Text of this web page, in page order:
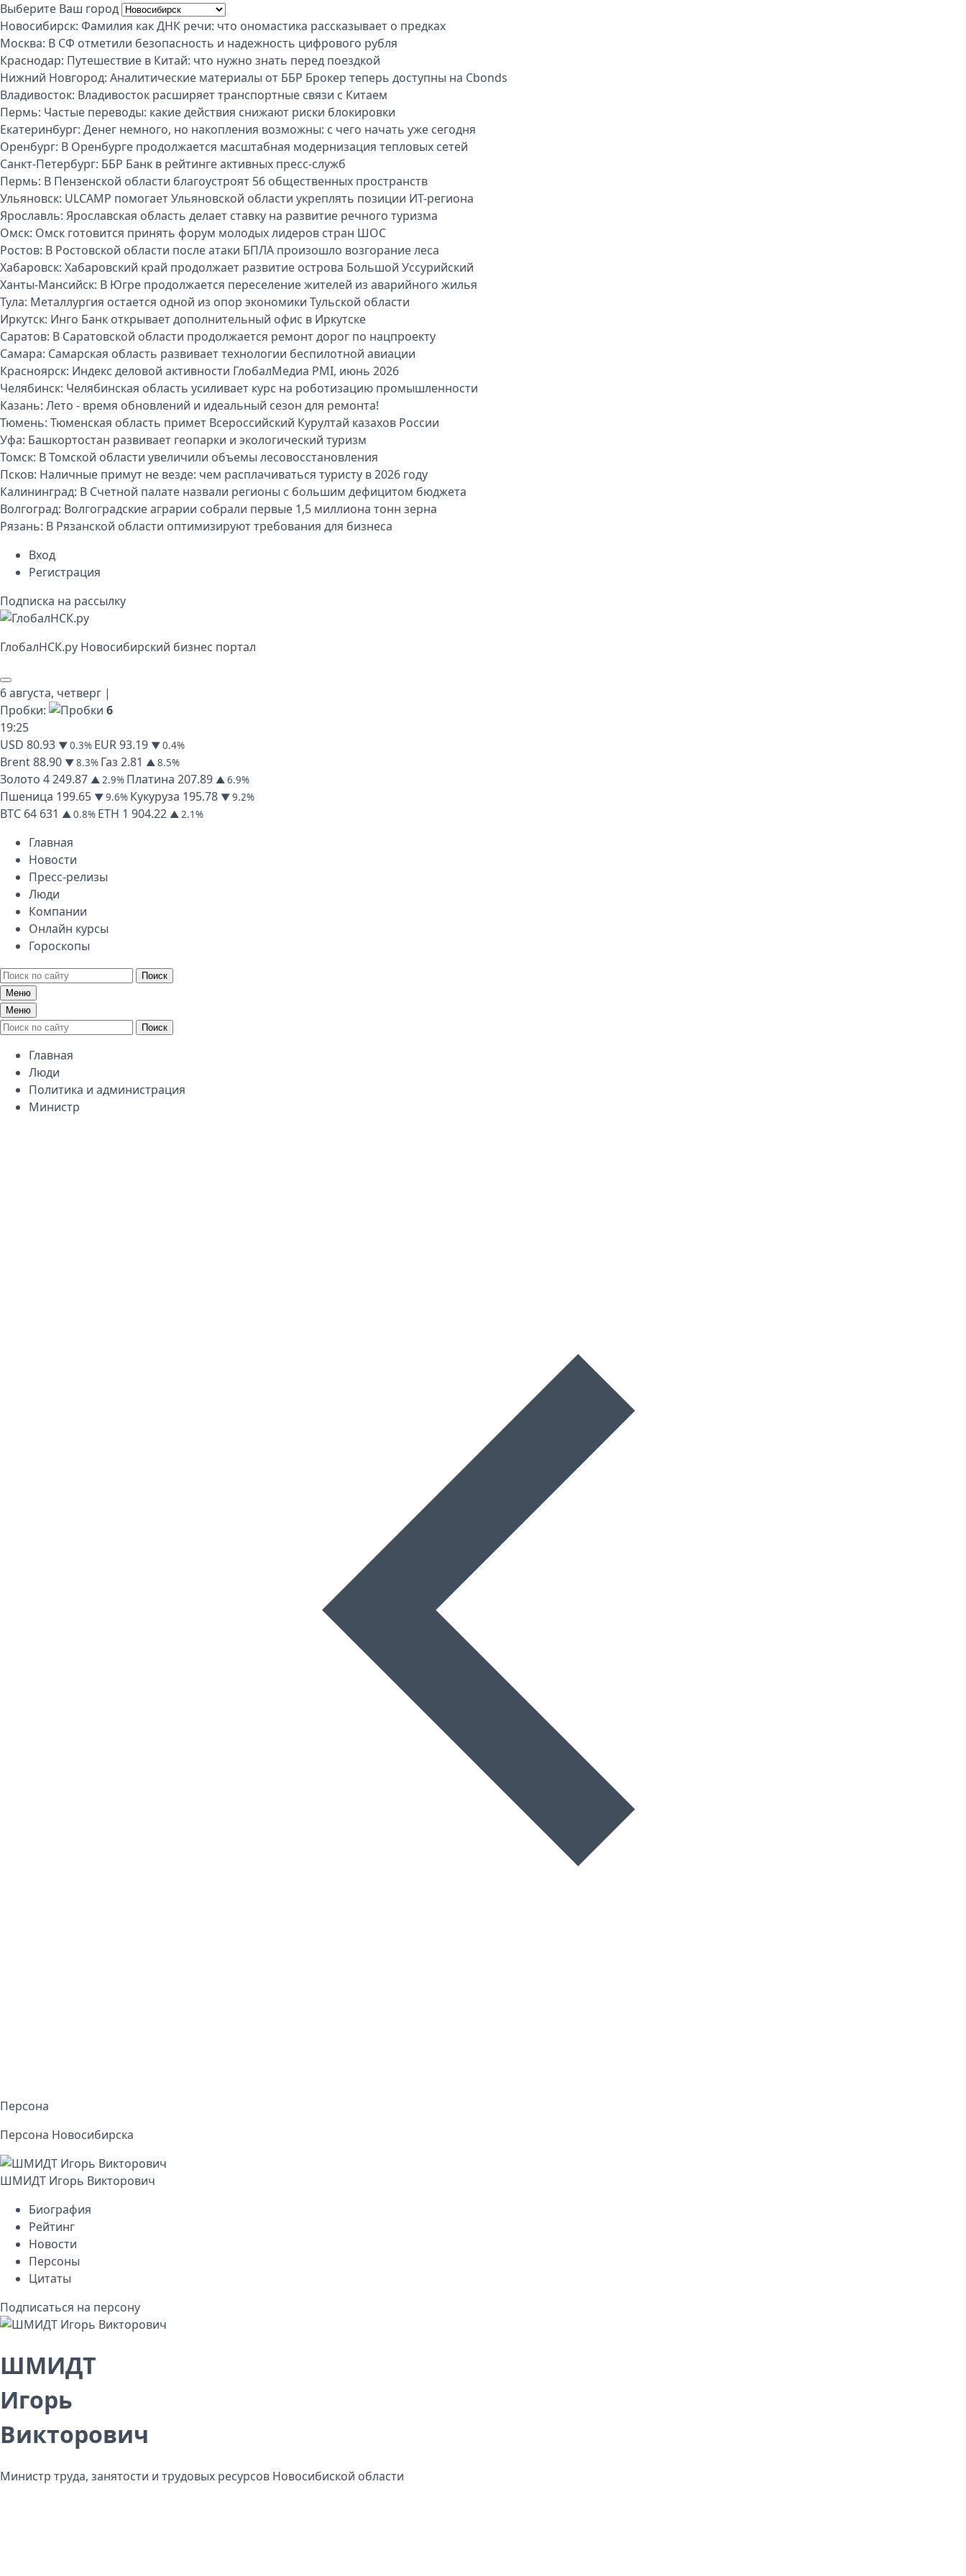
Выберите Ваш город
Новосибирск: Фамилия как ДНК речи: что ономастика рассказывает о предках
Москва: В СФ отметили безопасность и надежность цифрового рубля
Краснодар: Путешествие в Китай: что нужно знать перед поездкой
Нижний Новгород: Аналитические материалы от ББР Брокер теперь доступны на Cbonds
Владивосток: Владивосток расширяет транспортные связи с Китаем
Пермь: Частые переводы: какие действия снижают риски блокировки
Екатеринбург: Денег немного, но накопления возможны: с чего начать уже сегодня
Оренбург: В Оренбурге продолжается масштабная модернизация тепловых сетей
Санкт-Петербург: ББР Банк в рейтинге активных пресс-служб
Пермь: В Пензенской области благоустроят 56 общественных пространств
Ульяновск: ULCAMP помогает Ульяновской области укреплять позиции ИТ-региона
Ярославль: Ярославская область делает ставку на развитие речного туризма
Омск: Омск готовится принять форум молодых лидеров стран ШОС
Ростов: В Ростовской области после атаки БПЛА произошло возгорание леса
Хабаровск: Хабаровский край продолжает развитие острова Большой Уссурийский
Ханты-Мансийск: В Югре продолжается переселение жителей из аварийного жилья
Тула: Металлургия остается одной из опор экономики Тульской области
Иркутск: Инго Банк открывает дополнительный офис в Иркутске
Саратов: В Саратовской области продолжается ремонт дорог по нацпроекту
Самара: Самарская область развивает технологии беспилотной авиации
Красноярск: Индекс деловой активности ГлобалМедиа PMI, июнь 2026
Челябинск: Челябинская область усиливает курс на роботизацию промышленности
Казань: Лето - время обновлений и идеальный сезон для ремонта!
Тюмень: Тюменская область примет Всероссийский Курултай казахов России
Уфа: Башкортостан развивает геопарки и экологический туризм
Томск: В Томской области увеличили объемы лесовосстановления
Псков: Наличные примут не везде: чем расплачиваться туристу в 2026 году
Калининград: В Счетной палате назвали регионы с большим дефицитом бюджета
Волгоград: Волгоградские аграрии собрали первые 1,5 миллиона тонн зерна
Рязань: В Рязанской области оптимизируют требования для бизнеса
Вход
Регистрация
Подписка на рассылку
ГлобалНСК.py Новосибирский бизнес портал
6 августа, четверг |
Пробки:
6
19:25
USD 80.93 ▼ 0.3% EUR93.19 ▼ 0.4%
Brent88.90 ▼ 8.3% Газ 2.81 ▲ 8.5%
Золото 4 249.87 ▲ 2.9% Платина 207.89 ▲ 6.9%
Пшеница 199.65 ▼ 9.6% Кукуруза 195.78 ▼ 9.2%
BTC 64 631 ▲ 0.8% ETH 1 904.22 ▲ 2.1%
Главная
Новости
Пресс-релизы
Люди
Компании
Онлайн курсы
Гороскопы
Поиск
Меню
Меню
Поиск
Главная
Люди
Политика и администрация
Министр
Персона
Персона Новосибирска
ШМИДТ Игорь Викторович
Биография
Рейтинг
Новости
Персоны
Цитаты
Подписаться на персону
ШМИДТ
Игорь
Викторович
Министр труда, занятости и трудовых ресурсов Новосибиской области